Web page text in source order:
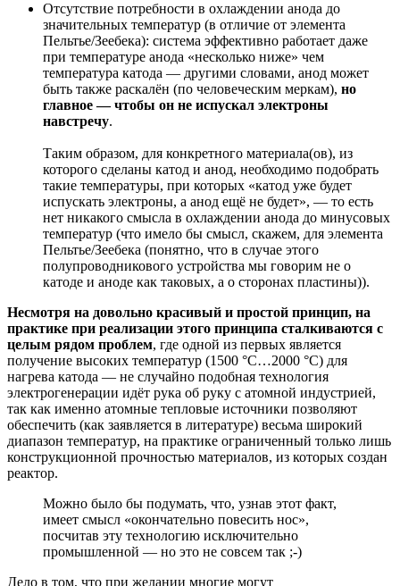
Отсутствие потребности в охлаждении анода до
значительных температур (в отличие от элемента
Пельтье/Зеебека): система эффективно работает даже
при температуре анода «несколько ниже» чем
температура катода — другими словами, анод может
быть также раскалён (по человеческим меркам), но
главное — чтобы он не испускал электроны
навстречу.
Таким образом, для конкретного материала(ов), из
которого сделаны катод и анод, необходимо подобрать
такие температуры, при которых «катод уже будет
испускать электроны, а анод ещё не будет», — то есть
нет никакого смысла в охлаждении анода до минусовых
температур (что имело бы смысл, скажем, для элемента
Пельтье/Зеебека (понятно, что в случае этого
полупроводникового устройства мы говорим не о
катоде и аноде как таковых, а о сторонах пластины)).
Несмотря на довольно красивый и простой принцип, на
практике при реализации этого принципа сталкиваются с
целым рядом проблем, где одной из первых является
получение высоких температур (1500 °C…2000 °C) для
нагрева катода — не случайно подобная технология
электрогенерации идёт рука об руку с атомной индустрией,
так как именно атомные тепловые источники позволяют
обеспечить (как заявляется в литературе) весьма широкий
диапазон температур, на практике ограниченный только лишь
конструкционной прочностью материалов, из которых создан
реактор.
Можно было бы подумать, что, узнав этот факт,
имеет смысл «окончательно повесить нос»,
посчитав эту технологию исключительно
промышленной — но это не совсем так ;-)
Дело в том, что при желании многие могут